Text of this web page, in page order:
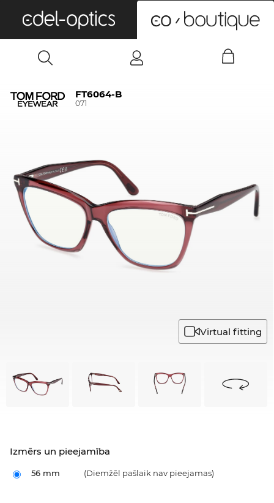
FT6064-B
071
Virtual fitting
Izmērs un pieejamība
56 mm (Diemžēl pašlaik nav pieejamas)